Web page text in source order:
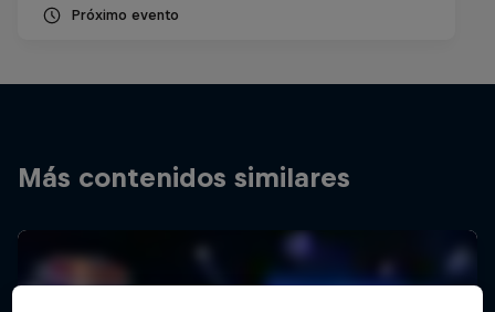
Próximo evento
Más contenidos similares